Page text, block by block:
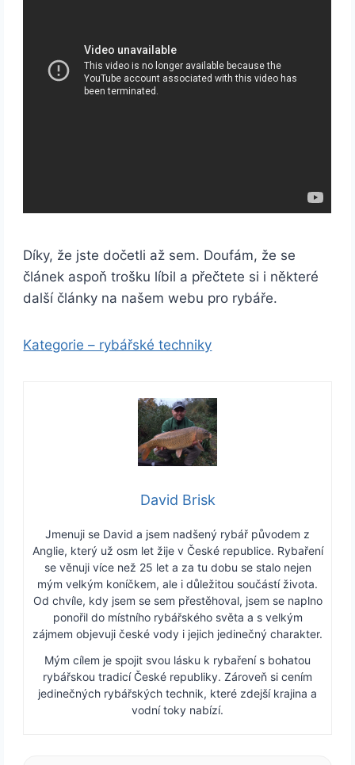
Díky, že jste dočetli až sem. Doufám, že se
článek aspoň trošku líbil a přečtete si i některé
další články na našem webu pro rybáře.
Kategorie – rybářské techniky
David Brisk
Jmenuji se David a jsem nadšený rybář původem z
Anglie, který už osm let žije v České republice. Rybaření
se věnuji více než 25 let a za tu dobu se stalo nejen
mým velkým koníčkem, ale i důležitou součástí života.
Od chvíle, kdy jsem se sem přestěhoval, jsem se naplno
ponořil do místního rybářského světa a s velkým
zájmem objevuji české vody i jejich jedinečný charakter.
Mým cílem je spojit svou lásku k rybaření s bohatou
rybářskou tradicí České republiky. Zároveň si cením
jedinečných rybářských technik, které zdejší krajina a
vodní toky nabízí.